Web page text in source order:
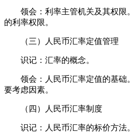
领会：利率主管机关及其权限
的利率权限。
（三）人民币汇率定值管理
识记：汇率的概念。
领会：人民币汇率定值的基础
要考虑因素。
（四）人民币汇率制度
识记：人民币汇率的标价方法